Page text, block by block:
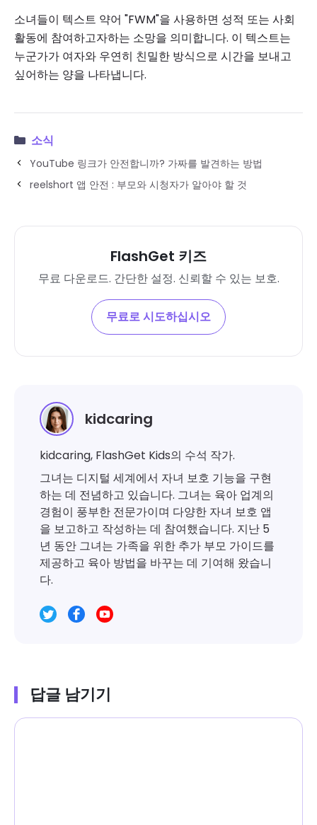
소녀들이 텍스트 약어 "FWM"을 사용하면 성적 또는 사회
활동에 참여하고자하는 소망을 의미합니다. 이 텍스트는
누군가가 여자와 우연히 친밀한 방식으로 시간을 보내고
싶어하는 양을 나타냅니다.
소식
YouTube 링크가 안전합니까? 가짜를 발견하는 방법
reelshort 앱 안전 : 부모와 시청자가 알아야 할 것
FlashGet 키즈
무료 다운로드. 간단한 설정. 신뢰할 수 있는 보호.
무료로 시도하십시오
kidcaring
kidcaring, FlashGet Kids의 수석 작가.
그녀는 디지털 세계에서 자녀 보호 기능을 구현
하는 데 전념하고 있습니다. 그녀는 육아 업계의
경험이 풍부한 전문가이며 다양한 자녀 보호 앱
을 보고하고 작성하는 데 참여했습니다. 지난 5
년 동안 그녀는 가족을 위한 추가 부모 가이드를
제공하고 육아 방법을 바꾸는 데 기여해 왔습니
다.
답글 남기기